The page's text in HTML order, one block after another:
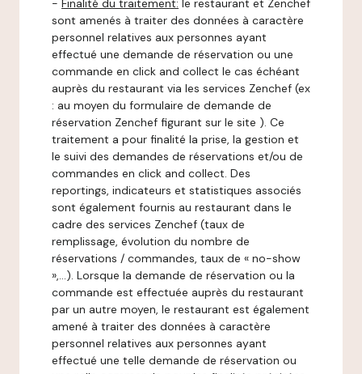
- Finalité du traitement: le restaurant et Zenchef
sont amenés à traiter des données à caractère
personnel relatives aux personnes ayant
effectué une demande de réservation ou une
commande en click and collect le cas échéant
auprès du restaurant via les services Zenchef (ex
: au moyen du formulaire de demande de
réservation Zenchef figurant sur le site ). Ce
traitement a pour finalité la prise, la gestion et
le suivi des demandes de réservations et/ou de
commandes en click and collect. Des
reportings, indicateurs et statistiques associés
sont également fournis au restaurant dans le
cadre des services Zenchef (taux de
remplissage, évolution du nombre de
réservations / commandes, taux de « no-show
»,…). Lorsque la demande de réservation ou la
commande est effectuée auprès du restaurant
par un autre moyen, le restaurant est également
amené à traiter des données à caractère
personnel relatives aux personnes ayant
effectué une telle demande de réservation ou